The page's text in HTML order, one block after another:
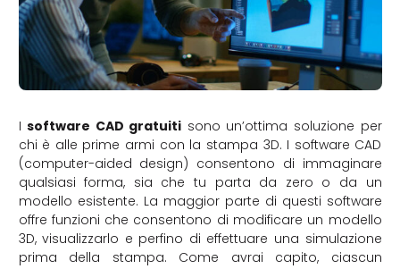
Isoftware CAD gratuiti sono un’ottima soluzione per
chi è alle prime armi con la stampa 3D. I software CAD
(computer-aided design) consentono di immaginare
qualsiasi forma, sia che tu parta da zero o da un
modello esistente. La maggior parte di questi software
offre funzioni che consentono di modificare un modello
3D, visualizzarlo e perfino di effettuare una simulazione
prima della stampa. Come avrai capito, ciascun